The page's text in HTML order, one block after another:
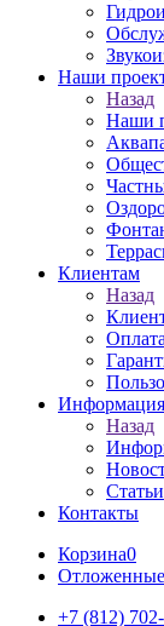
Наши
Назад
Наши
Клиентам
Назад
Информация
Назад
Статьи
Контакты
Корзина0
Отложенные
+7 (812)